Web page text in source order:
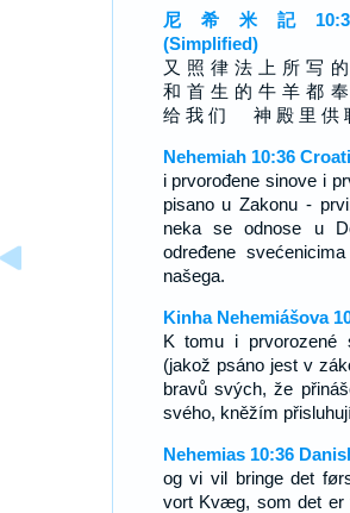
尼 希 米 記 10:36
(Simplified)
又 照 律 法 上 所 写
和 首 生 的 牛 羊 都
给 我 们 神 殿 里 供
Nehemiah 10:36
i prvorođene sinove i
pisano u Zakonu -
neka se odnose u
određene
našega.
Kinha Nehemiášova
K tomu i prvorozené
(jakož psáno jest v
bravů svých, že
svého, kněžím
Nehemias 10:36
og vi vil bringe det
vort Kvæg, som det er